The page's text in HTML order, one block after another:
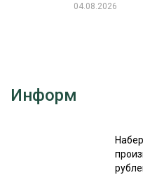
04.08.2026
Информ